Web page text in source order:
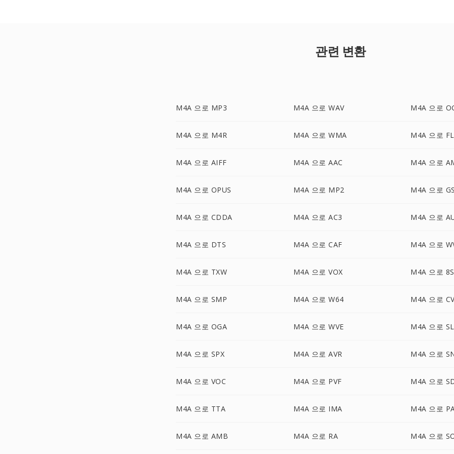
관련 변환
M4A 으로 MP3 M4A 으로 WAV M4A 으로
M4A 으로 M4R M4A 으로 WMA M4A 으로
M4A 으로 AIFF M4A 으로 AAC M4A 으로
M4A 으로 OPUS M4A 으로 MP2 M4A 으로
M4A 으로 CDDA M4A 으로 AC3 M4A 으로
M4A 으로 DTS M4A 으로 CAF M4A 으로
M4A 으로 TXW M4A 으로 VOX M4A 으로
M4A 으로 SMP M4A 으로 W64 M4A 으로
M4A 으로 OGA M4A 으로 WVE M4A 으로
M4A 으로 SPX M4A 으로 AVR M4A 으로
M4A 으로 VOC M4A 으로 PVF M4A 으로
M4A 으로 TTA M4A 으로 IMA M4A 으로
M4A 으로 AMB M4A 으로 RA M4A 으로